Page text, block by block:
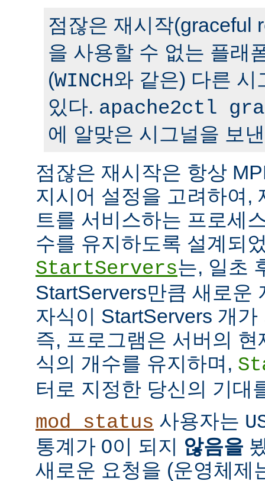
점잖은 재시작(graceful
을 사용할 수 없는 플래
(WINCH와 같은) 다른 시
있다. apache2ctl
에 알맞은 시그널을 보
점잖은 재시작은 항상
지시어 설정을 고려하여,
트를 서비스하는 프로세
수를 유지하도록 설계되
StartServers는, 일초
StartServers만큼 새로운
자식이 StartServers 개
즉, 프로그램은 서버의
식의 개수를 유지하며,
터로 지정한 당신의 기대
mod_status 사용자는
통계가 0이 되지 않음을
새로운 요청을 (운영체제